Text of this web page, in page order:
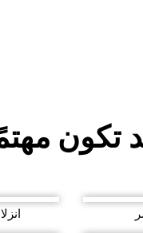
تكون